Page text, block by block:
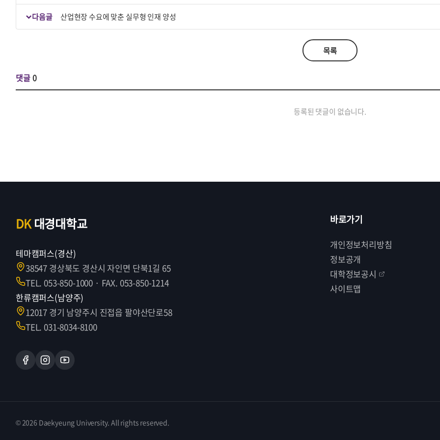
다음글 산업현장 수요에 맞춘 실무형 인재 양성
목록
댓글0
등록된 댓글이 없습니다.
DK대경대학교
테마캠퍼스(경산)
38547 경상북도 경산시 자인면 단북1길 65
TEL. 053-850-1000 · FAX. 053-850-1214
한류캠퍼스(남양주)
12017 경기 남양주시 진접읍 팔야산단로58
TEL. 031-8034-8100
바로가기
개인정보처리방침
정보공개
대학정보공시
사이트맵
© 2026 Daekyeung University. All rights reserved.